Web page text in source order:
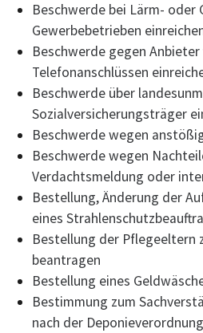
Beschwerde bei Lärm- oder
Gewerbebetrieben
Beschwerde gegen
Telefonanschlüssen
Beschwerde über
Sozialversicherungsträger
Beschwerde wegen
Beschwerde wegen
Verdachtsmeldung oder
Bestellung, Änderung der
eines
Bestellung der Pflegeeltern
beantragen
Bestellung eines
Bestimmung zum
nach der